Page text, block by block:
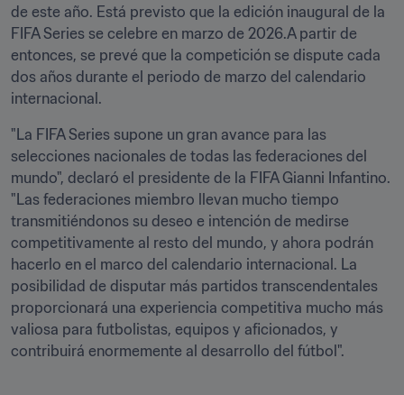
de este año. Está previsto que la edición inaugural de la
FIFA Series se celebre en marzo de 2026.A partir de
entonces, se prevé que la competición se dispute cada
dos años durante el periodo de marzo del calendario
internacional.
"La FIFA Series supone un gran avance para las
selecciones nacionales de todas las federaciones del
mundo", declaró el presidente de la FIFA Gianni Infantino.
"Las federaciones miembro llevan mucho tiempo
transmitiéndonos su deseo e intención de medirse
competitivamente al resto del mundo, y ahora podrán
hacerlo en el marco del calendario internacional. La
posibilidad de disputar más partidos transcendentales
proporcionará una experiencia competitiva mucho más
valiosa para futbolistas, equipos y aficionados, y
contribuirá enormemente al desarrollo del fútbol".